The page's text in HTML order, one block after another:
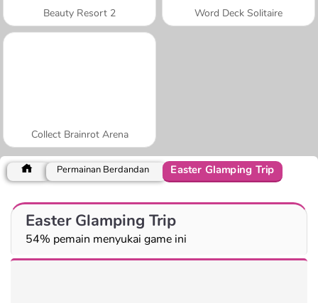
Beauty Resort 2 Word Deck Solitaire
Collect Brainrot Arena
Permainan Berdandan Easter Glamping Trip
Easter Glamping Trip
54% pemain menyukai game ini